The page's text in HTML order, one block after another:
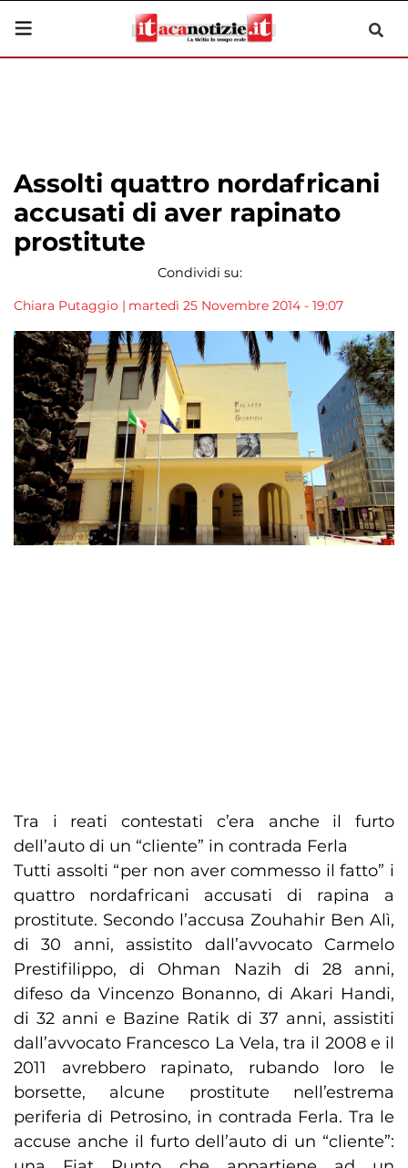
Assolti quattro nordafricani
accusati di aver rapinato
prostitute
Condividi su:
Chiara Putaggio | martedì 25 Novembre 2014 - 19:07
Tra i reati contestati c’era anche il furto
dell’auto di un “cliente” in contrada Ferla
Tutti assolti “per non aver commesso il fatto” i
quattro nordafricani accusati di rapina a
prostitute. Secondo l’accusa Zouhahir Ben Alì,
di 30 anni, assistito dall’avvocato Carmelo
Prestifilippo, di Ohman Nazih di 28 anni,
difeso da Vincenzo Bonanno, di Akari Handi,
di 32 anni e Bazine Ratik di 37 anni, assistiti
dall’avvocato Francesco La Vela, tra il 2008 e il
2011 avrebbero rapinato, rubando loro le
borsette, alcune prostitute nell’estrema
periferia di Petrosino, in contrada Ferla. Tra le
accuse anche il furto dell’auto di un “cliente”: